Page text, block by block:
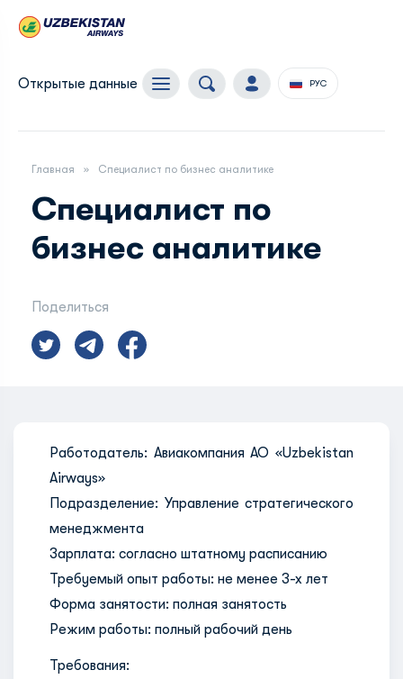
Открытые данные РУС
Главная Специалист по бизнес аналитике
Специалист по
бизнес аналитике
Поделиться
Работодатель: Авиакомпания АО «Uzbekistan
Airways»
Подразделение: Управление стратегического
менеджмента
Зарплата: согласно штатному расписанию
Требуемый опыт работы: не менее 3-х лет
Форма занятости: полная занятость
Режим работы: полный рабочий день
Требования: